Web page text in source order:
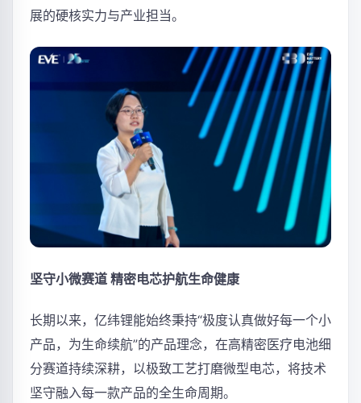
展的硬核实力与产业担当。
坚守小微赛道 精密电芯护航生命健康
长期以来，亿纬锂能始终秉持“极度认真做好每一个小
产品，为生命续航”的产品理念，在高精密医疗电池细
分赛道持续深耕，以极致工艺打磨微型电芯，将技术
坚守融入每一款产品的全生命周期。